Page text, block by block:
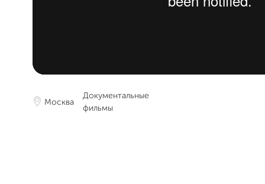
Москва
Документальные
фильмы